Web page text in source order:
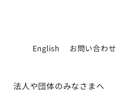
English お問い合わせ
法人や団体のみなさまへ